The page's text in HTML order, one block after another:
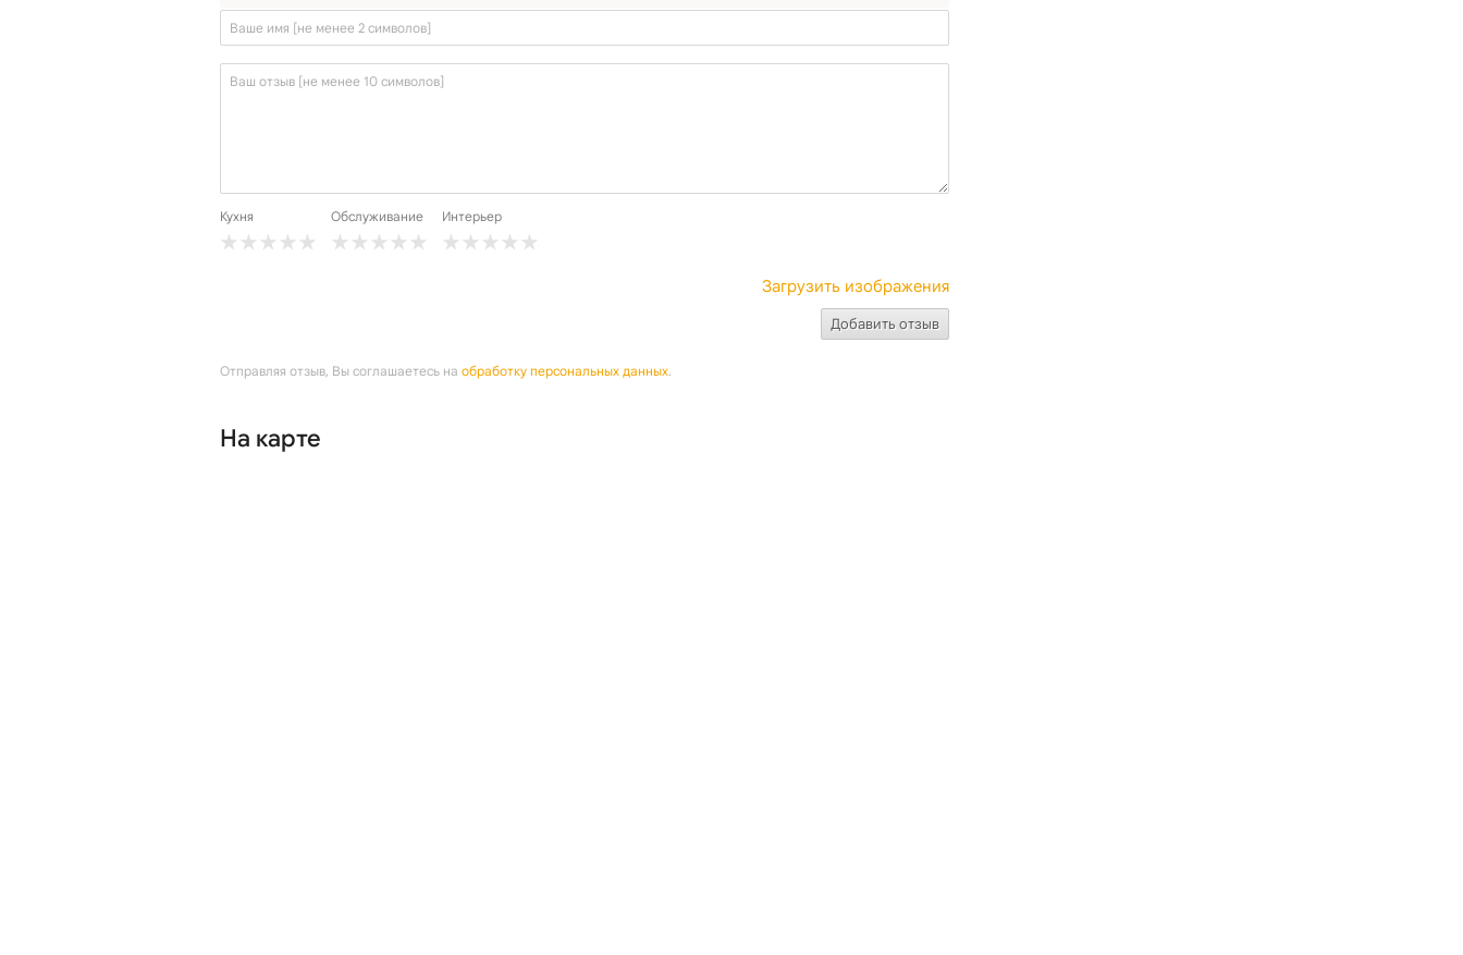
Кухня Обслуживание Интерьер
Загрузить изображения
Отправляя отзыв, Вы соглашаетесь на обработку персональных данных
На карте